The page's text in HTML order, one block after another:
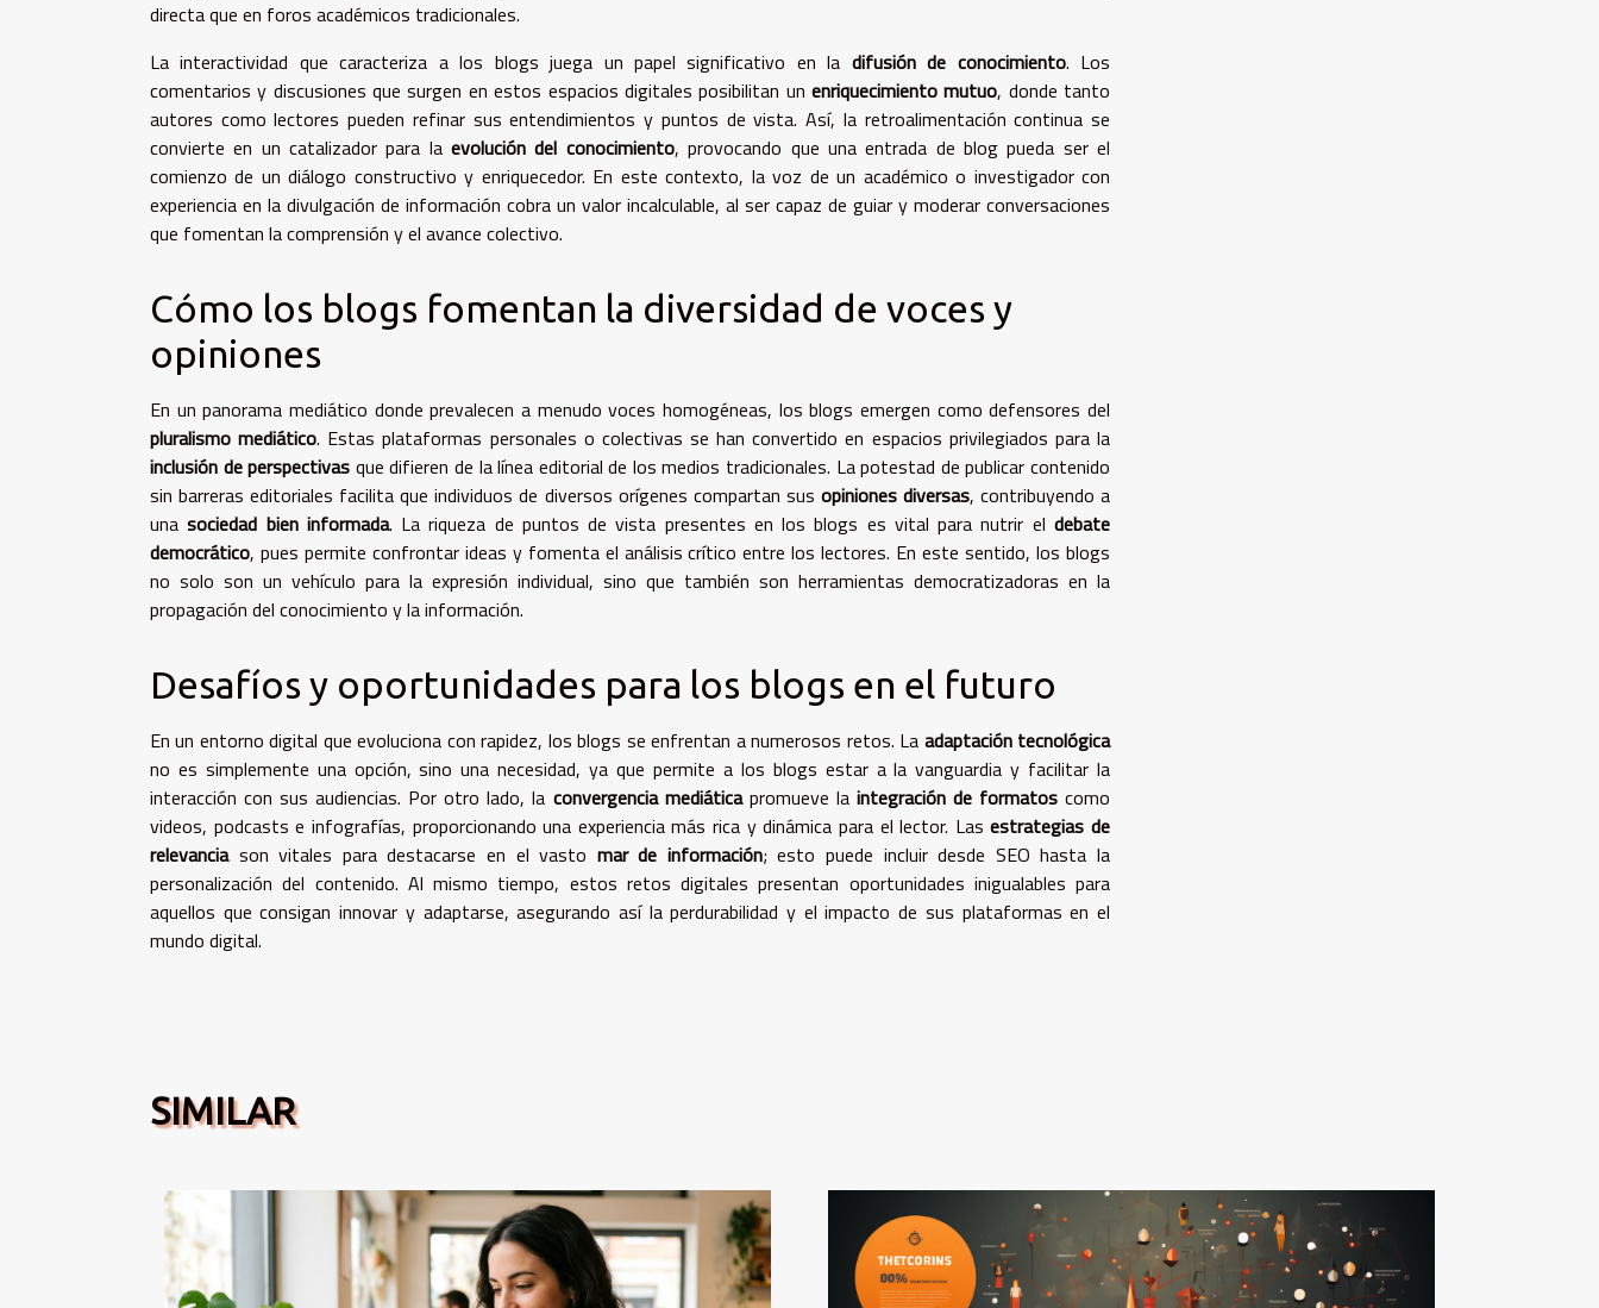
directa que en foros académicos tradicionales.
La interactividad que caracteriza a los blogs juega un papel significativo en la difusión de conocimiento. Los
comentarios y discusiones que surgen en estos espacios digitales posibilitan un enriquecimiento mutuo, donde tanto
autores como lectores pueden refinar sus entendimientos y puntos de vista. Así, la retroalimentación continua se
convierte en un catalizador para laevolución del conocimiento, provocando que una entrada de blog pueda ser el
comienzo de un diálogo constructivo y enriquecedor. En este contexto, la voz de un académico o investigador con
experiencia en la divulgación de información cobra un valor incalculable, al ser capaz de guiar y moderar conversaciones
que fomentan la comprensión y el avance colectivo.
Cómo los blogs fomentan la diversidad de voces y
opiniones
En un panorama mediático donde prevalecen a menudo voces homogéneas, los blogs emergen como defensores del
pluralismo mediático. Estas plataformas personales o colectivas se han convertido en espacios privilegiados para la
inclusión de perspectivas que difieren de la línea editorial de los medios tradicionales. La potestad de publicar contenido
sin barreras editoriales facilita que individuos de diversos orígenes compartan sus opiniones diversas, contribuyendo a
unasociedad bien informada. La riqueza de puntos de vista presentes en los blogs es vital para nutrir eldebate
democrático, pues permite confrontar ideas y fomenta el análisis crítico entre los lectores. En este sentido, los blogs
no solo son un vehículo para la expresión individual, sino que también son herramientas democratizadoras en la
propagación del conocimiento y la información.
Desafíos y oportunidades para los blogs en el futuro
En un entorno digital que evoluciona con rapidez, los blogs se enfrentan a numerosos retos. La adaptación tecnológica
no es simplemente una opción, sino una necesidad, ya que permite a los blogs estar a la vanguardia y facilitar la
interacción con sus audiencias. Por otro lado, la convergencia mediáticapromueve la integración de formatoscomo
videos, podcasts e infografías, proporcionando una experiencia más rica y dinámica para el lector. Lasestrategias de
relevanciason vitales para destacarse en el vasto mar de información; esto puede incluir desde SEO hasta la
personalización del contenido. Al mismo tiempo, estos retos digitales presentan oportunidades inigualables para
aquellos que consigan innovar y adaptarse, asegurando así la perdurabilidad y el impacto de sus plataformas en el
mundo digital.
SIMILAR